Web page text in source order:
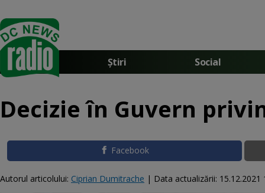
Știri Social
Decizie în Guvern
Facebook
Autorul articolului: Ciprian Dumitrache | Data actualizării: 15.12.2021